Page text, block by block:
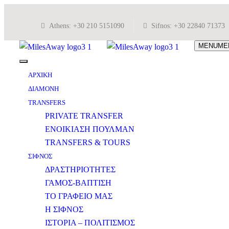
Athens: +30 210 5151090 Sifnos: +30 22840 71373
MENU
ΑΡΧΙΚΗ
ΔΙΑΜΟΝΗ
TRANSFERS
PRIVATE TRANSFER
ΕΝΟΙΚΙΑΣΗ ΠΟΥΛΜΑΝ
TRANSFERS & TOURS
ΣΙΦΝΟΣ
ΔΡΑΣΤΗΡΙΟΤΗΤΕΣ
ΓΑΜΟΣ-ΒΑΠΤΙΣΗ
ΤΟ ΓΡΑΦΕΙΟ ΜΑΣ
Η ΣΙΦΝΟΣ
ΙΣΤΟΡΙΑ – ΠΟΛΙΤΙΣΜΟΣ